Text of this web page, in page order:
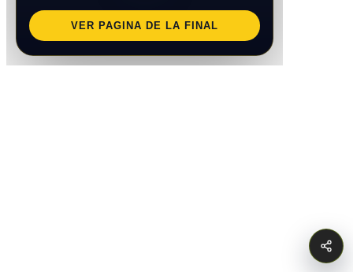
VER PAGINA DE LA FINAL